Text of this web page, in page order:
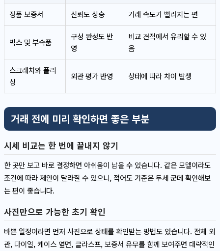
정품 보증서 신뢰도 상승 거래 속도가 빨라지는 편
박스 및 부속품
구성 완성도 반
영
비교 견적에서 유리할 수 있
음
스크래치와 폴리
싱
외관 평가 반영 상태에 따라 차이 발생
거래 전에 미리 확인하면 좋은 부분
시세 비교는 한 번에 끝내지 않기
한 곳만 보고 바로 결정하면 아쉬움이 남을 수 있습니다. 같은 모델이라도
조건에 따라 제안이 달라질 수 있으니, 적어도 기준은 두세 군데 확인해보
는 편이 좋습니다.
사진만으로 가능한 초기 확인
바쁜 일정이라면 먼저 사진으로 상태를 확인받는 방법도 있습니다. 전체 외
관, 다이얼, 케이스 옆면, 클라스프, 보증서 유무를 함께 보여주면 대략적인